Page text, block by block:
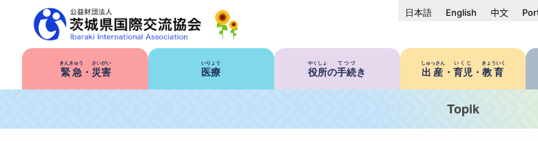
日本語 English 中文
緊急
きんきゅう
・ 災害
さいがい
医療
いりょう
役所
やくしょ
の手続
てつづ
き 出産
しゅっさん
・ 育児
いくじ
・ 教育
きょういく
Topik